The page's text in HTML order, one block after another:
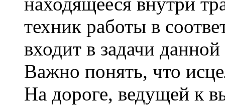
техник работы в
входит в задачи
Важно понять, что
На дороге, ведущей к